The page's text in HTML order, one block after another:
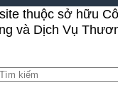
thuộc sở hữu
và Dịch Vụ